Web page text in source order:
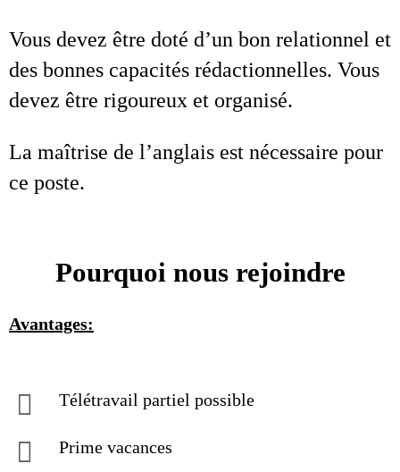
Vous devez être doté d’un bon relationnel et
des bonnes capacités rédactionnelles. Vous
devez être rigoureux et organisé.
La maîtrise de l’anglais est nécessaire pour
ce poste.
Pourquoi nous rejoindre
Avantages:
Télétravail partiel possible
Prime vacances